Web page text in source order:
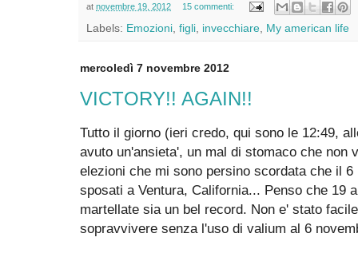
at novembre 19, 2012 15 commenti:
Labels: Emozioni figli invecchiare My american life
mercoledì 7 novembre 2012
VICTORY!! AGAIN!!
Tutto il giorno (ieri credo, qui sono le 12:49,
avuto un'ansieta', un mal di stomaco che non
elezioni che mi sono persino scordata che il
sposati a Ventura, California... Penso che 19
martellate sia un bel record. Non e' stato
sopravvivere senza l'uso di valium al 6